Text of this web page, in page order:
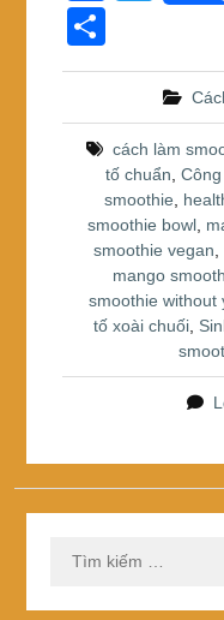
a
c
b
o
o
k
er
h
e
cách làm
tố chuẩn ,
smoothie
smoothie bowl
smoothie vegan
mango
smoothie without
tố xoài chuối
kiếm